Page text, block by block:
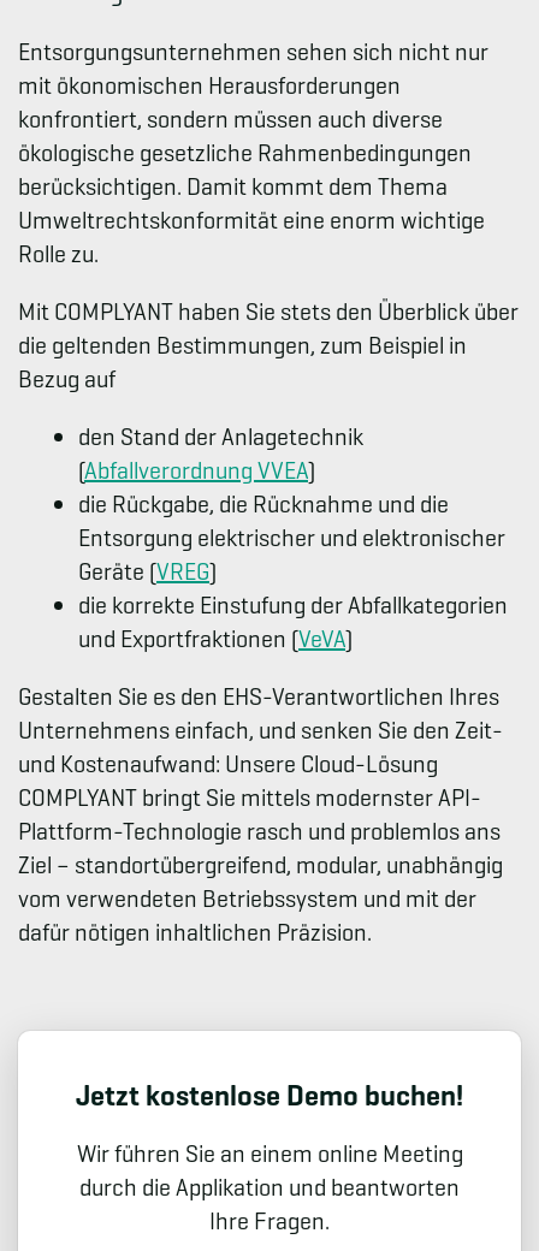
Entsorgungsunternehmen sehen sich nicht nur
mit ökonomischen Herausforderungen
konfrontiert, sondern müssen auch diverse
ökologische gesetzliche Rahmenbedingungen
berücksichtigen. Damit kommt dem Thema
Umweltrechtskonformität eine enorm wichtige
Rolle zu.
Mit COMPLYANT haben Sie stets den Überblick über
die geltenden Bestimmungen, zum Beispiel in
Bezug auf
den Stand der Anlagetechnik
(Abfallverordnung VVEA)
die Rückgabe, die Rücknahme und die
Entsorgung elektrischer und elektronischer
Geräte (VREG)
die korrekte Einstufung der Abfallkategorien
und Exportfraktionen (VeVA)
Gestalten Sie es den EHS-Verantwortlichen Ihres
Unternehmens einfach, und senken Sie den Zeit-
und Kostenaufwand: Unsere Cloud-Lösung
COMPLYANT bringt Sie mittels modernster API-
Plattform-Technologie rasch und problemlos ans
Ziel – standortübergreifend, modular, unabhängig
vom verwendeten Betriebssystem und mit der
dafür nötigen inhaltlichen Präzision.
Jetzt kostenlose Demo buchen!
Wir führen Sie an einem online Meeting
durch die Applikation und beantworten
Ihre Fragen.